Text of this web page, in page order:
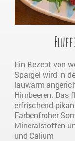
Ein Rezept von
Spargel wird in
lauwarm
Himbeeren. Das
erfrischend
Farbenfroher
Mineralstoffen
und Calium